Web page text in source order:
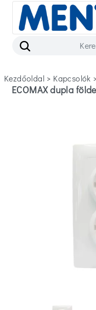
Kezdőoldal > kapcsolók
ECOMAX dupla